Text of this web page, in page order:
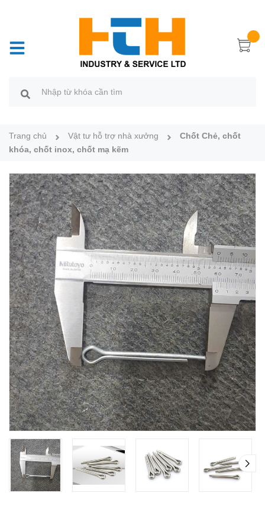
Trang chủ Vật tư hỗ trợ nhà xưởng
Chốt Chẻ, chốt
khóa, chốt inox, chốt mạ kẽm